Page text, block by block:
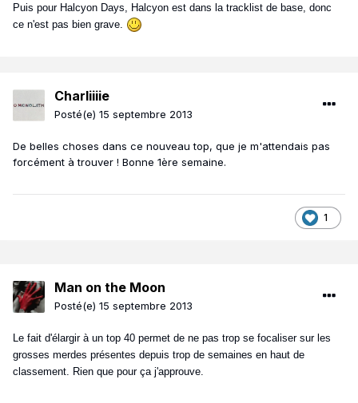
Puis pour Halcyon Days, Halcyon est dans la tracklist de base, donc
ce n'est pas bien grave.
Charliiiie
Posté(e) 15 septembre 2013
De belles choses dans ce nouveau top, que je m'attendais pas
forcément à trouver ! Bonne 1ère semaine.
1
Man on the Moon
Posté(e) 15 septembre 2013
Le fait d'élargir à un top 40 permet de ne pas trop se focaliser sur les
grosses merdes présentes depuis trop de semaines en haut de
classement. Rien que pour ça j'approuve.